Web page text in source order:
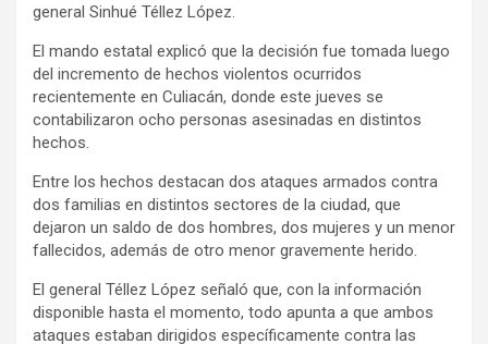
general Sinhué Téllez López.
El mando estatal explicó que la decisión fue tomada luego
del incremento de hechos violentos ocurridos
recientemente en Culiacán, donde este jueves se
contabilizaron ocho personas asesinadas en distintos
hechos.
Entre los hechos destacan dos ataques armados contra
dos familias en distintos sectores de la ciudad, que
dejaron un saldo de dos hombres, dos mujeres y un menor
fallecidos, además de otro menor gravemente herido.
El general Téllez López señaló que, con la información
disponible hasta el momento, todo apunta a que ambos
ataques estaban dirigidos específicamente contra las